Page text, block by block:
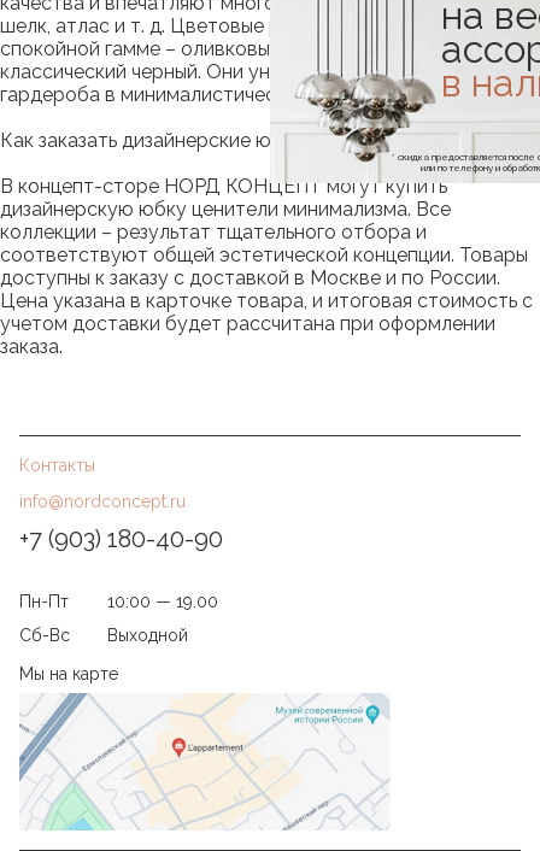
шелк, атлас и т. д. Цветовые решения выдержаны в
спокойной гамме – оливковый, персиковый, хаки, беж и
классический черный. Они универсальны для модного
гардероба в минималистическом стиле.
Как заказать дизайнерские юбки
В концепт-сторе НОРД КОНЦЕПТ могут купить
дизайнерскую юбку ценители минимализма. Все
коллекции – результат тщательного отбора и
соответствуют общей эстетической концепции. Товары
доступны к заказу с доставкой в Москве и по России.
Цена указана в карточке товара, и итоговая стоимость с
учетом доставки будет рассчитана при оформлении
заказа.
на
в
* скидка предоставляется
или по телефону и
Контакты
info@nordconcept.ru
+7 (903) 180-40-90
Пн-Пт
10:00 — 19.00
Сб-Вс
Выходной
Мы на карте